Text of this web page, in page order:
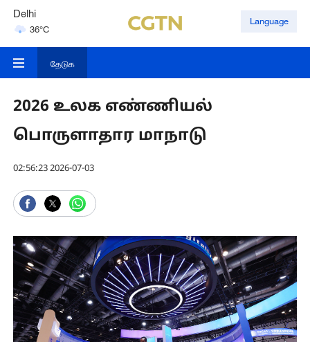
Delhi
36°C
Hyderabad
Language
தேடுக
2026 உலக எண்ணியல்
பொருளாதார மாநாடு
02:56:23 2026-07-03